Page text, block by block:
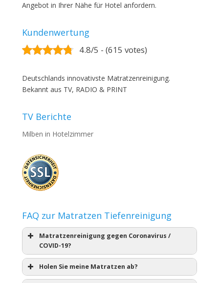
Angebot in Ihrer Nähe für Hotel anfordern.
Kundenwertung
4.8/5 - (615 votes)
Deutschlands innovativste Matratzenreinigung.
Bekannt aus TV, RADIO & PRINT
TV Berichte
Milben in Hotelzimmer
FAQ zur Matratzen Tiefenreinigung
Matratzenreinigung gegen Coronavirus /
COVID-19?
Holen Sie meine Matratzen ab?